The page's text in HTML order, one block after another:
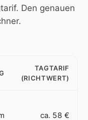
Den genauen
.
TAGTARIF
(RICHTWERT)
ca. 58 €